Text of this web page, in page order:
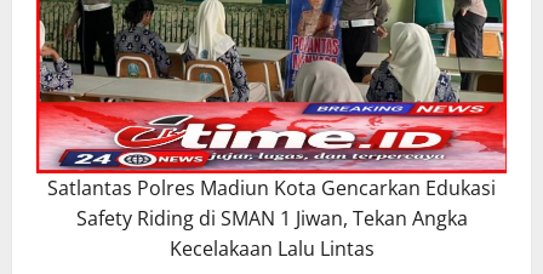
Satlantas Polres Madiun Kota Gencarkan Edukasi
Safety Riding di SMAN 1 Jiwan, Tekan Angka
Kecelakaan Lalu Lintas